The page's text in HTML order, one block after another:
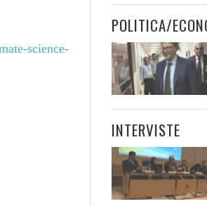
science-
POLITICA/
INTERVISTE